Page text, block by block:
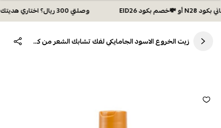
وصلتي 300 ريال؟ اختاري هديتك :🏍 شحن مجاني بكود N28 أو 💸خصم بكود EID26
زيت الخروع الاسود الجامايكي لفك تشابك الشعر من كانتو- 177مل